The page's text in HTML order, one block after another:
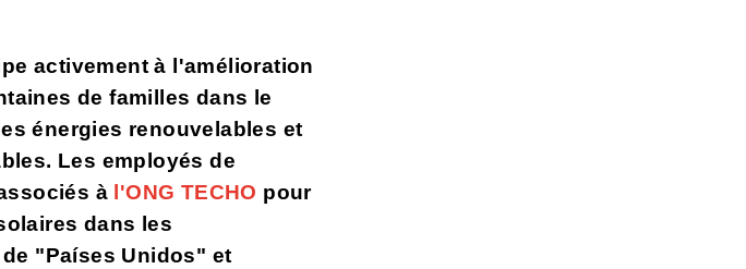
activement à l'amélioration
de familles dans le
énergies renouvelables et
Les employés de
à l'ONG TECHO pour
dans les
"Países Unidos" et